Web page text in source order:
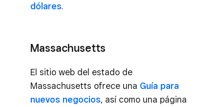
dólares.
Massachusetts
El sitio web del estado de
Massachusetts ofrece una Guía para
nuevos negocios, así como una página